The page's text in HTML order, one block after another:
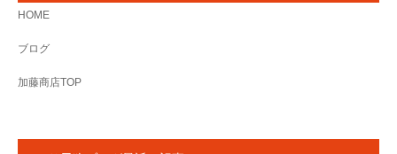
HOME
ブログ
加藤商店TOP